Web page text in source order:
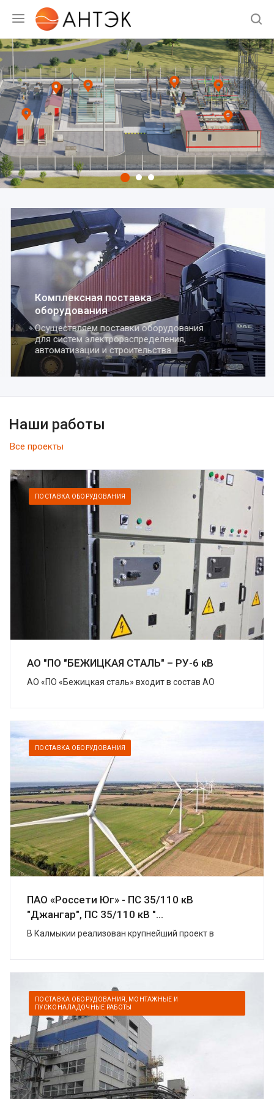
Комплексная поставка
оборудования
Осуществляем поставки оборудования
для систем электрораспределения,
автоматизации и строительства
Все проекты
Наши работы
ПОСТАВКА ОБОРУДОВАНИЯ
АО "ПО "БЕЖИЦКАЯ СТАЛЬ" – РУ-6 кВ
АО «ПО «Бежицкая сталь» входит в состав АО
ПОСТАВКА ОБОРУДОВАНИЯ
ПАО «Россети Юг» - ПС 35/110 кВ
"Джангар", ПС 35/110 кВ "...
В Калмыкии реализован крупнейший проект в
построили в Цел...
ПОСТАВКА ОБОРУДОВАНИЯ, МОНТАЖНЫЕ И
ПУСКОНАЛАДОЧНЫЕ РАБОТЫ